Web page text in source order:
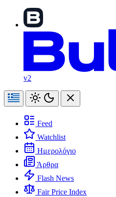
v2
Feed
Watchlist
Ημερολόγιο
Άρθρα
Flash News
Fair Price Index